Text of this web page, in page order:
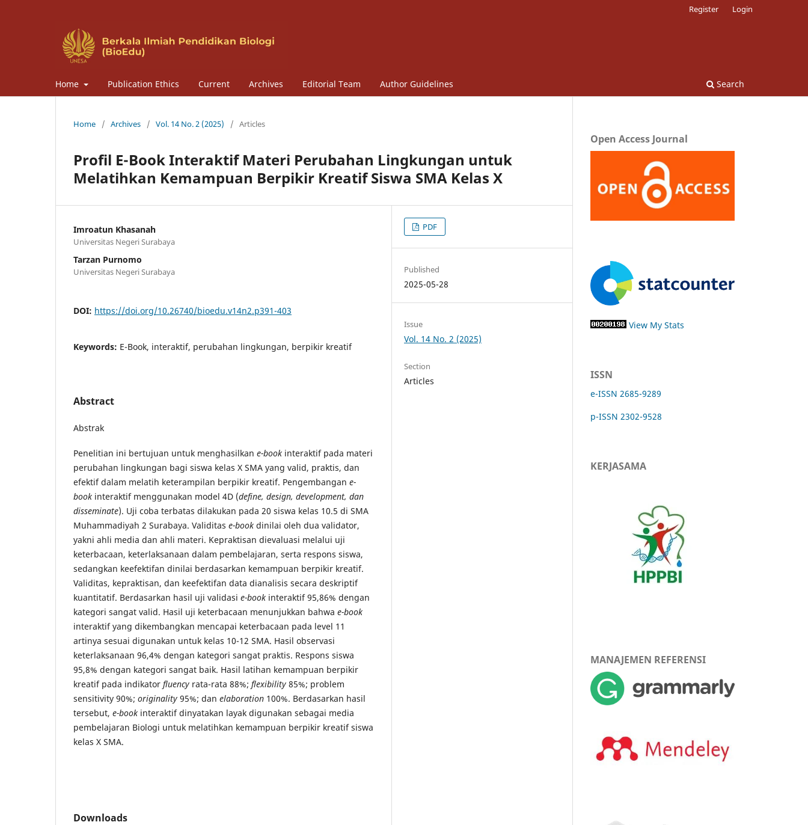
Home Publication Ethics Current Archives Editorial Team Author Guidelines Search
Register Login
Home / Archives / Vol. 14 No. 2 (2025) / Articles
Profil E-Book Interaktif Materi Perubahan Lingkungan untuk
Melatihkan Kemampuan Berpikir Kreatif Siswa SMA Kelas X
Imroatun Khasanah
Universitas Negeri Surabaya
Tarzan Purnomo
Universitas Negeri Surabaya
DOI: https://doi.org/10.26740/bioedu.v14n2.p391-403
Keywords: E-Book, interaktif, perubahan lingkungan, berpikir kreatif
Abstract
Abstrak
Penelitian ini bertujuan untuk menghasilkan e-book interaktif pada materi
perubahan lingkungan bagi siswa kelas X SMA yang valid, praktis, dan
efektif dalam melatih keterampilan berpikir kreatif. Pengembangan e-
book interaktif menggunakan model 4D (define, design, development, dan
disseminate). Uji coba terbatas dilakukan pada 20 siswa kelas 10.5 di SMA
Muhammadiyah 2 Surabaya. Validitas e-book dinilai oleh dua validator,
yakni ahli media dan ahli materi. Kepraktisan dievaluasi melalui uji
keterbacaan, keterlaksanaan dalam pembelajaran, serta respons siswa,
sedangkan keefektifan dinilai berdasarkan kemampuan berpikir kreatif.
Validitas, kepraktisan, dan keefektifan data dianalisis secara deskriptif
kuantitatif. Berdasarkan hasil uji validasi e-book interaktif 95,86% dengan
kategori sangat valid. Hasil uji keterbacaan menunjukkan bahwa e-book
interaktif yang dikembangkan mencapai keterbacaan pada level 11
artinya sesuai digunakan untuk kelas 10-12 SMA. Hasil observasi
keterlaksanaan 96,4% dengan kategori sangat praktis. Respons siswa
95,8% dengan kategori sangat baik. Hasil latihan kemampuan berpikir
kreatif pada indikator fluency rata-rata 88%; flexibility 85%; problem
sensitivity 90%; originality 95%; dan elaboration 100%. Berdasarkan hasil
tersebut, e-book interaktif dinyatakan layak digunakan sebagai media
pembelajaran Biologi untuk melatihkan kemampuan berpikir kreatif siswa
kelas X SMA.
Downloads
PDF
Published
2025-05-28
Issue
Vol. 14 No. 2 (2025)
Section
Articles
Open Access Journal
View My Stats
ISSN
e-ISSN 2685-9289
p-ISSN 2302-9528
KERJASAMA
MANAJEMEN REFERENSI